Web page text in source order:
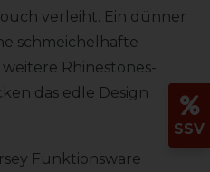
verleiht. Ein dünner
schmeichelhafte
Rhinestones-
das edle Design
Funktionsware
SSV